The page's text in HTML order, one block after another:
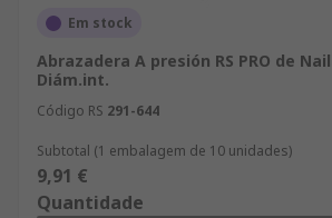
Em stock
Abrazadera A presión RS PRO de
Diám.int.
Código RS 291-644
Subtotal (1 embalagem de 10 unidades)
9,91 €
Quantidade